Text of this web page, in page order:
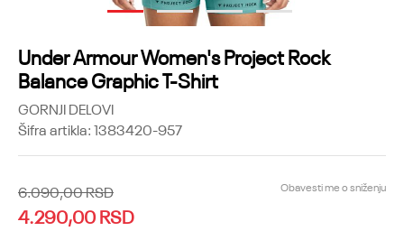
1 2 3 4
Under Armour Women's Project Rock
Balance Graphic T-Shirt
GORNJI DELOVI
Šifra artikla:1383420-957
6.090,00RSD
4.290,00RSD
Obavesti me o sniženju